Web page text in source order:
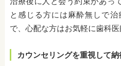
と感じる方には麻酔無しで
で、心配な方はお気軽に歯科医
カウンセリングを重視して